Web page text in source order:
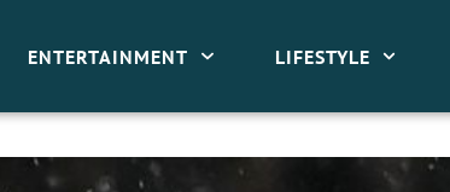
ENTERTAINMENT LIFESTYLE